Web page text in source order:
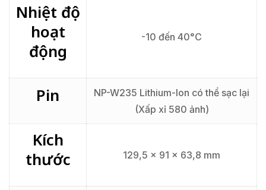
Nhiệt độ
hoạt
động
-10 đến 40°C
Pin
NP-W235 Lithium-Ion có thể sạc lại
(Xấp xỉ 580 ảnh)
Kích
thước
129,5 x 91 x 63,8 mm